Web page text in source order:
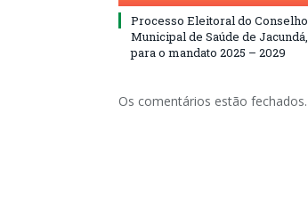
Processo Eleitoral do Conselho
Municipal de Saúde de Jacundá,
para o mandato 2025 – 2029
Os comentários estão fechados.